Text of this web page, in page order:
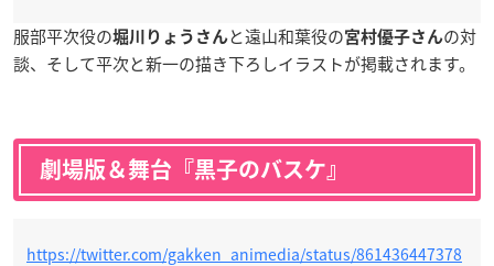
服部平次役の堀川りょうさんと遠山和葉役の宮村優子さんの対
談、そして平次と新一の描き下ろしイラストが掲載されます。
劇場版＆舞台『黒子のバスケ』
https://twitter.com/gakken_animedia/status/861436447378